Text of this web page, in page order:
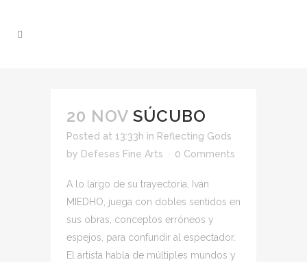
20 NOV SÚCUBO
Posted at 13:33h in Reflecting Gods
by Defeses Fine Arts 0 Comments
A lo largo de su trayectoria, Iván
MIEDHO, juega con dobles sentidos en
sus obras, conceptos erróneos y
espejos, para confundir al espectador.
El artista habla de múltiples mundos y